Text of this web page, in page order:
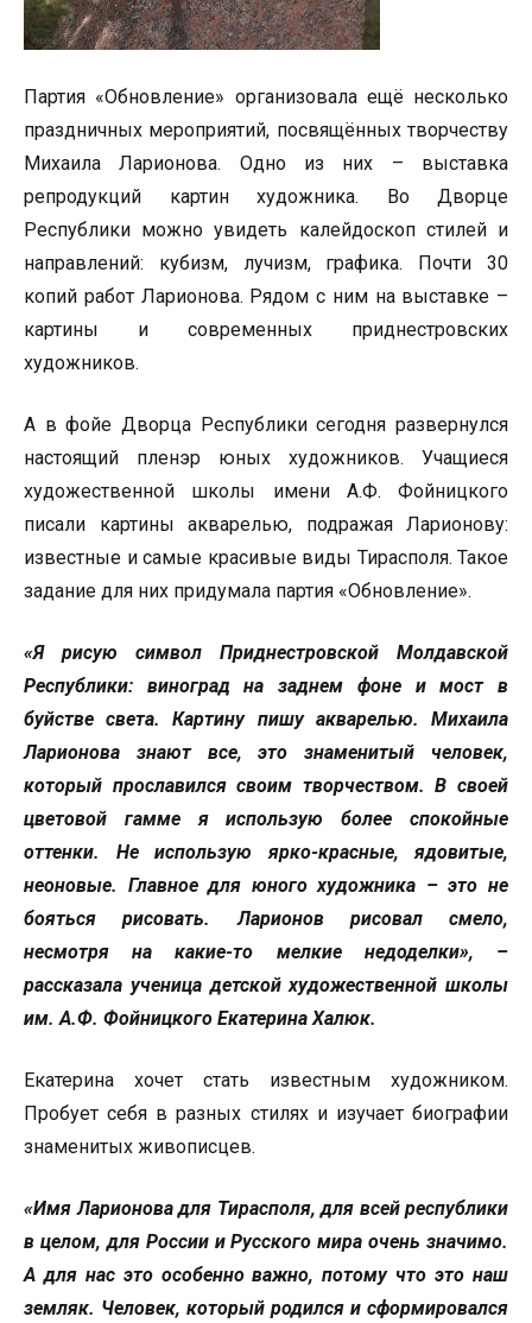
Партия «Обновление» организовала ещё несколько
праздничных мероприятий, посвящённых творчеству
Михаила Ларионова. Одно из них – выставка
репродукций картин художника. Во Дворце
Республики можно увидеть калейдоскоп стилей и
направлений: кубизм, лучизм, графика. Почти 30
копий работ Ларионова. Рядом с ним на выставке –
картины и современных приднестровских
художников.
А в фойе Дворца Республики сегодня развернулся
настоящий пленэр юных художников. Учащиеся
художественной школы имени А.Ф. Фойницкого
писали картины акварелью, подражая Ларионову:
известные и самые красивые виды Тирасполя. Такое
задание для них придумала партия «Обновление».
«Я рисую символ Приднестровской Молдавской
Республики: виноград на заднем фоне и мост в
буйстве света. Картину пишу акварелью. Михаила
Ларионова знают все, это знаменитый человек,
который прославился своим творчеством. В своей
цветовой гамме я использую более спокойные
оттенки. Не использую ярко-красные, ядовитые,
неоновые. Главное для юного художника – это не
бояться рисовать. Ларионов рисовал смело,
несмотря на какие-то мелкие недоделки», –
рассказала ученица детской художественной школы
им. А.Ф. Фойницкого Екатерина Халюк.
Екатерина хочет стать известным художником.
Пробует себя в разных стилях и изучает биографии
знаменитых живописцев.
«Имя Ларионова для Тирасполя, для всей республики
в целом, для России и Русского мира очень значимо.
А для нас это особенно важно, потому что это наш
земляк. Человек, который родился и сформировался